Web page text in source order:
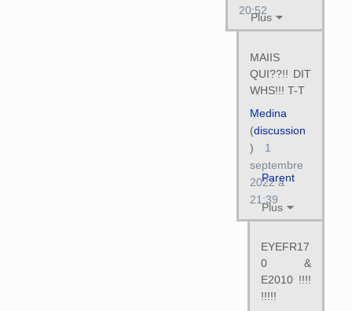
Plus
20:52
MAIIS
QUI??!! DIT
WHS!!! T-T
Parent
Plus
Medina
(discussion
)
1
septembre
2022 à
21:39
EYEFR17
0 &
E2010 !!!!
!!!!!